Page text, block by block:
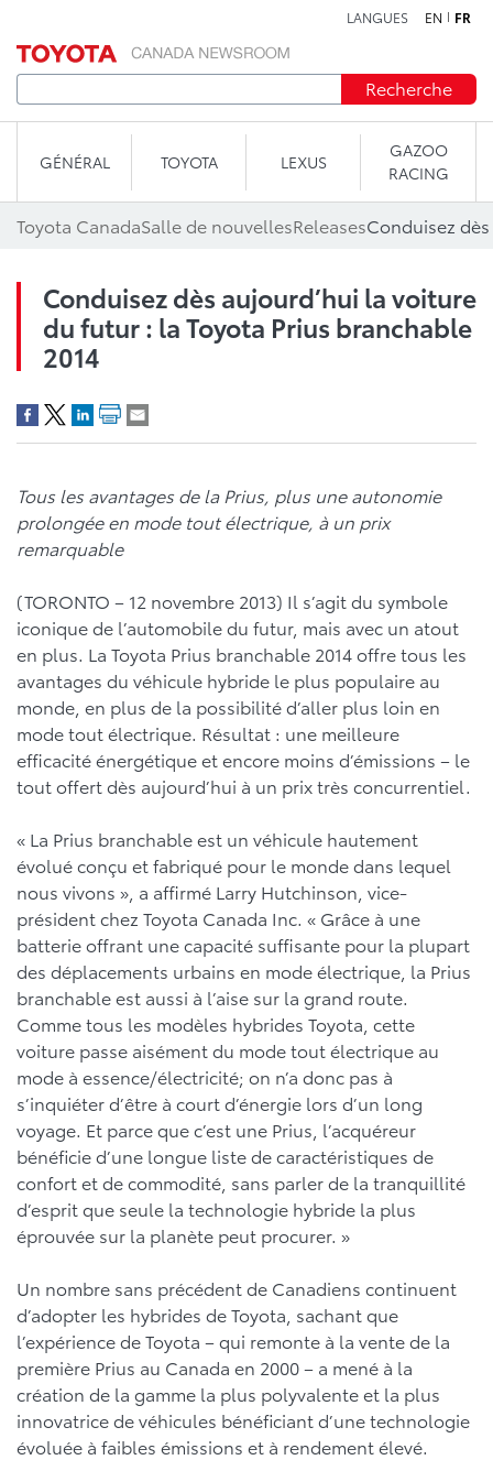
LANGUES EN FR
Recherche
GÉNÉRAL TOYOTA LEXUS
GAZOO
RACING
Toyota CanadaSalle de nouvellesReleases
Conduisez dès aujourd’hui la voiture
du futur : la Toyota Prius branchable
2014
Tous les avantages de la Prius, plus une autonomie
prolongée en mode tout électrique, à un prix
remarquable
(TORONTO – 12 novembre 2013) Il s’agit du symbole
iconique de l’automobile du futur, mais avec un atout
en plus. La Toyota Prius branchable 2014 offre tous les
avantages du véhicule hybride le plus populaire au
monde, en plus de la possibilité d’aller plus loin en
mode tout électrique. Résultat : une meilleure
efficacité énergétique et encore moins d’émissions – le
tout offert dès aujourd’hui à un prix très concurrentiel.
« La Prius branchable est un véhicule hautement
évolué conçu et fabriqué pour le monde dans lequel
nous vivons », a affirmé Larry Hutchinson, vice-
président chez Toyota Canada Inc. « Grâce à une
batterie offrant une capacité suffisante pour la plupart
des déplacements urbains en mode électrique, la Prius
branchable est aussi à l’aise sur la grand route.
Comme tous les modèles hybrides Toyota, cette
voiture passe aisément du mode tout électrique au
mode à essence/électricité; on n’a donc pas à
s’inquiéter d’être à court d’énergie lors d’un long
voyage. Et parce que c’est une Prius, l’acquéreur
bénéficie d’une longue liste de caractéristiques de
confort et de commodité, sans parler de la tranquillité
d’esprit que seule la technologie hybride la plus
éprouvée sur la planète peut procurer. »
Un nombre sans précédent de Canadiens continuent
d’adopter les hybrides de Toyota, sachant que
l’expérience de Toyota – qui remonte à la vente de la
première Prius au Canada en 2000 – a mené à la
création de la gamme la plus polyvalente et la plus
innovatrice de véhicules bénéficiant d’une technologie
évoluée à faibles émissions et à rendement élevé.